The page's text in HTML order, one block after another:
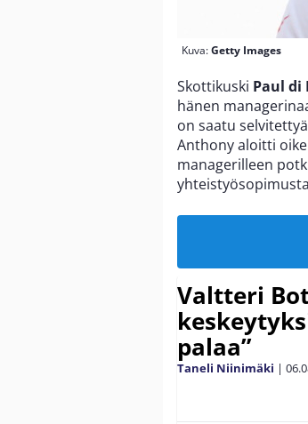
Kuva:Getty Images
Skottikuski Paul di
hänen
on saatu
Anthony aloitti
managerilleen
Valtteri
palaa”
Taneli Niinimäki |